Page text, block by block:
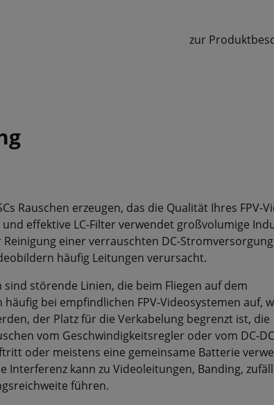
zur
Rauschen erzeugen, das die Qualität Ihres FPV-
effektive LC-Filter verwendet großvolumige
einer verrauschten DC-Stromversorgung
häufig Leitungen verursacht.
störende Linien, die beim Fliegen auf dem
bei empfindlichen FPV-Videosystemen auf,
der Platz für die Verkabelung begrenzt ist, die
vom Geschwindigkeitsregler oder vom DC-
oder meistens eine gemeinsame Batterie
Interferenz kann zu Videoleitungen, Banding,
führen.